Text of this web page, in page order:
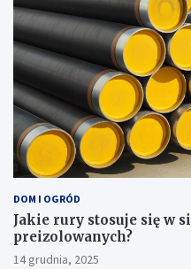
DOM I OGRÓD
Jakie rury stosuje się w
preizolowanych?
14 grudnia, 2025